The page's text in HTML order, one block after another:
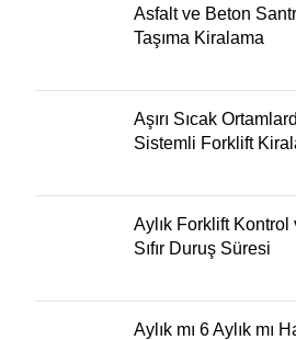
Asfalt ve Beton
Taşıma Kiralama
Aşırı Sıcak
Sistemli Forklift
Aylık Forklift Kontrol
Sıfır Duruş Süresi
Aylık mı 6 Aylık mı